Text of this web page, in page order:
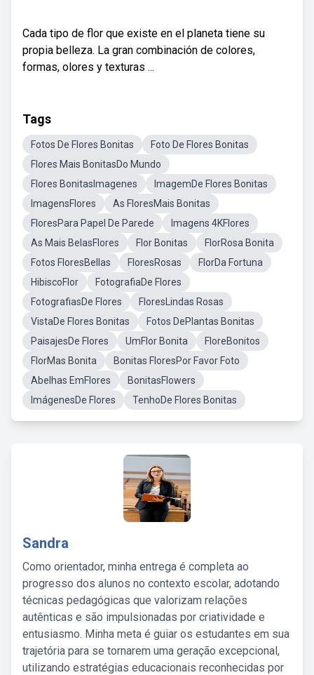
Cada tipo de flor que existe en el planeta tiene su
propia belleza. La gran combinación de colores,
formas, olores y texturas ...
Tags
Fotos De Flores Bonitas
Foto De Flores Bonitas
Flores Mais BonitasDo Mundo
Flores BonitasImagenes
ImagemDe Flores Bonitas
ImagensFlores
As FloresMais Bonitas
FloresPara Papel De Parede
Imagens 4KFlores
As Mais BelasFlores
Flor Bonitas
FlorRosa Bonita
Fotos FloresBellas
FloresRosas
FlorDa Fortuna
HibiscoFlor
FotografiaDe Flores
FotografiasDe Flores
FloresLindas Rosas
VistaDe Flores Bonitas
Fotos DePlantas Bonitas
PaisajesDe Flores
UmFlor Bonita
FloreBonitos
FlorMas Bonita
Bonitas FloresPor Favor Foto
Abelhas EmFlores
BonitasFlowers
ImágenesDe Flores
TenhoDe Flores Bonitas
Sandra
Como orientador, minha entrega é completa ao
progresso dos alunos no contexto escolar, adotando
técnicas pedagógicas que valorizam relações
autênticas e são impulsionadas por criatividade e
entusiasmo. Minha meta é guiar os estudantes em sua
trajetória para se tornarem uma geração excepcional,
utilizando estratégias educacionais reconhecidas por